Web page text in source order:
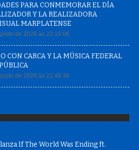
PARA CONMEMORAR EL DÍA
Y LA REALIZADORA
MARPLATENSE
de 2026 às 22:15:06
CON CARCA Y LA MÚSICA FEDERAL
de 2026 às 21:48:38
lanza If The World Was Ending ft.